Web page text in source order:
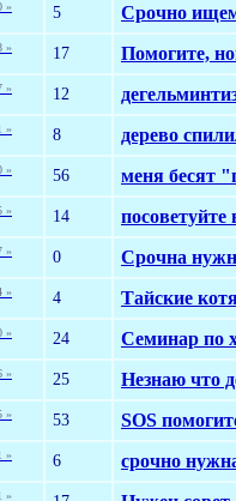
»
5 Срочно
»
17 Помогите,
»
12
»
8 дерево
»
56 меня бесят
»
14 посоветуйте
»
0 Срочна
»
4 Тайские
»
24 Семинар по
»
25 Незнаю что
»
53 SOS
»
6 срочно
»